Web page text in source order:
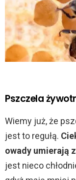
Pszczela
Wiemy już, że
jest to regułą.
owady umierają
jest nieco